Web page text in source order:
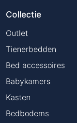
Collectie
Outlet
Tienerbedden
Bed accessoires
Babykamers
Kasten
Bedbodems